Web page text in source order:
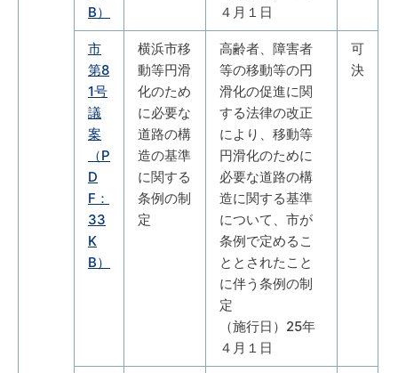
B）
４月１日
市
第8
1号
議
案
（P
D
F：
33
K
B）
横浜市移
動等円滑
化のため
に必要な
道路の構
造の基準
に関する
条例の制
定
高齢者、障害者
等の移動等の円
滑化の促進に関
する法律の改正
により、移動等
円滑化のために
必要な道路の構
造に関する基準
について、市が
条例で定めるこ
ととされたこと
に伴う条例の制
定
（施行日）25年
４月１日
可
決